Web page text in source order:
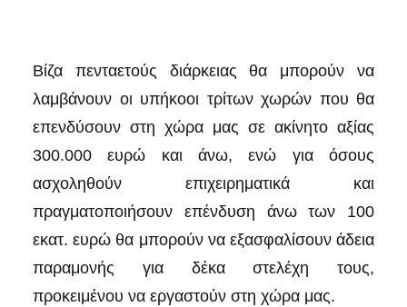
Βίζα πενταετούς διάρκειας θα μπορούν να
λαμβάνουν οι υπήκοοι τρίτων χωρών που θα
επενδύσουν στη χώρα μας σε ακίνητο αξίας
300.000 ευρώ και άνω, ενώ για όσους
ασχοληθούν επιχειρηματικά και
πραγματοποιήσουν επένδυση άνω των 100
εκατ. ευρώ θα μπορούν να εξασφαλίσουν άδεια
παραμονής για δέκα στελέχη τους,
προκειμένου να εργαστούν στη χώρα μας.